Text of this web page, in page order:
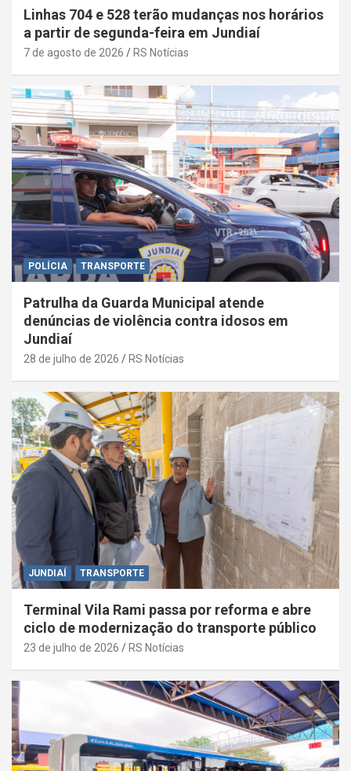
Linhas 704 e 528 terão mudanças nos horários
a partir de segunda-feira em Jundiaí
7 de agosto de 2026 RS Notícias
POLÍCIA TRANSPORTE
Patrulha da Guarda Municipal atende
denúncias de violência contra idosos em
Jundiaí
28 de julho de 2026 RS Notícias
JUNDIAÍ TRANSPORTE
Terminal Vila Rami passa por reforma e abre
ciclo de modernização do transporte público
23 de julho de 2026 RS Notícias